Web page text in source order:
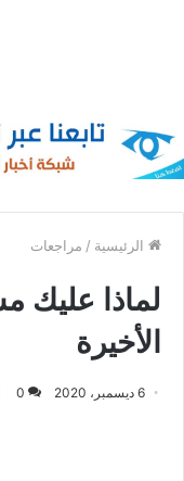
الرئيسية / مراجعات
لماذا عليك
الأخيرة
6 ديسمبر، 2020 0